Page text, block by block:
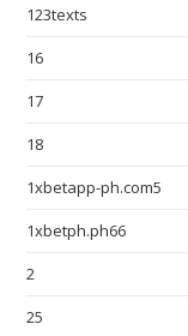
123texts
16
17
18
1xbetapp-ph.com5
1xbetph.ph66
2
25